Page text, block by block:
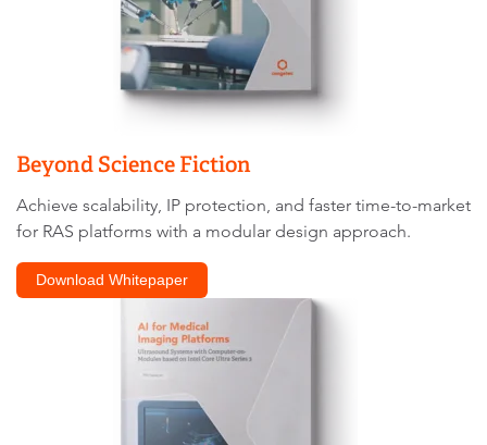
Beyond Science Fiction
Achieve scalability, IP protection, and faster time-to-market
for RAS platforms with a modular design approach.
Download Whitepaper